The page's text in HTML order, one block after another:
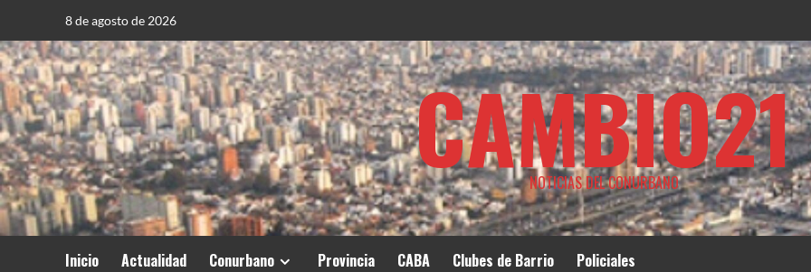
contenido
8 de agosto de 2026
CAMBIO21
NOTICIAS DEL CONURBANO
Inicio Actualidad Conurbano Provincia CABA Clubes de Barrio Policiales